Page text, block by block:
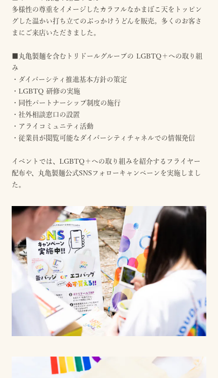
多様性の尊重をイメージしたカラフルなかまぼこ天をトッピン
グした温かい打ち立てのぶっかけうどんを販売。多くのお客さ
まにご来店いただきました。
■丸亀製麺を含むトリドールグループの LGBTQ＋への取り組
み
・ダイバーシティ推進基本方針の策定
・LGBTQ 研修の実施
・同性パートナーシップ制度の施行
・社外相談窓口の設置
・アライコミュニティ活動
・従業員が閲覧可能なダイバーシティチャネルでの情報発信
イベントでは、LGBTQ＋への取り組みを紹介するフライヤー
配布や、丸亀製麺公式SNSフォローキャンペーンを実施しまし
た。